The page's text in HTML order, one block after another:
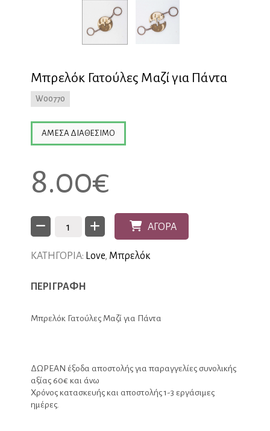
Μπρελόκ Γατούλες Μαζί για Πάντα
W00770
ΆΜΕΣΑ ΔΙΑΘΈΣΙΜΟ
8.00€
ΑΓΟΡΑ
ΚΑΤΗΓΟΡΙΑ: Love, Μπρελόκ
ΠΕΡΙΓΡΑΦΗ
Μπρελόκ Γατούλες Μαζί για Πάντα
ΔΩΡΕΑΝ έξοδα αποστολής για παραγγελίες συνολικής
αξίας 60€ και άνω
Χρόνος κατασκευής και αποστολής 1-3 εργάσιμες
ημέρες.